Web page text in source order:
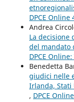
DPCE Online
Andrea
La decisione
del mandato
DPCE
Benedetta
giudici nelle
Irlanda, Stati
, DPCE